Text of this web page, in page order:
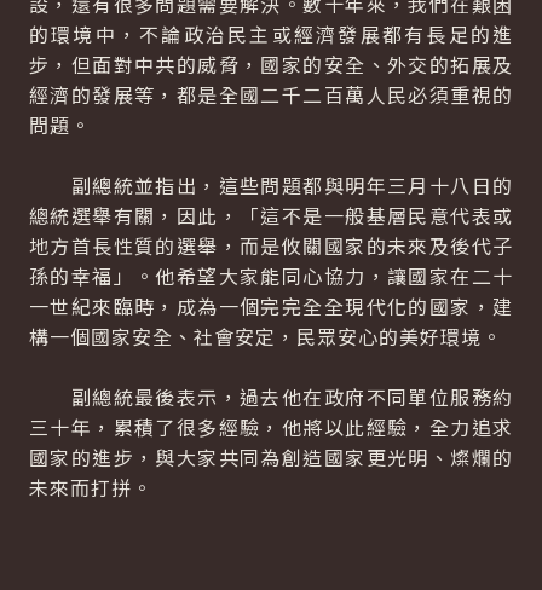
的環境中，不論政治民主或經濟發展都有長足的進
步，但面對中共的威脅，國家的安全、外交的拓展及
經濟的發展等，都是全國二千二百萬人民必須重視的
問題。
副總統並指出，這些問題都與明年三月十八日的
總統選舉有關，因此，「這不是一般基層民意代表或
地方首長性質的選舉，而是攸關國家的未來及後代子
孫的幸福」。他希望大家能同心協力，讓國家在二十
一世紀來臨時，成為一個完完全全現代化的國家，建
構一個國家安全、社會安定，民眾安心的美好環境。
副總統最後表示，過去他在政府不同單位服務約
三十年，累積了很多經驗，他將以此經驗，全力追求
國家的進步，與大家共同為創造國家更光明、燦爛的
未來而打拼。